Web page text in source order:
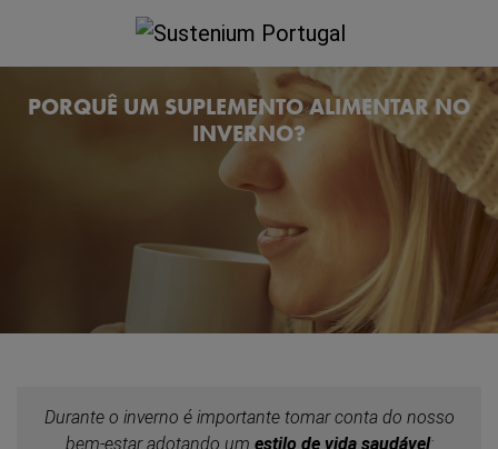
PORQUÊ UM SUPLEMENTO ALIMENTAR NO
INVERNO?
Durante o inverno é importante tomar conta do nosso
bem-estar adotando um estilo de vida saudável: